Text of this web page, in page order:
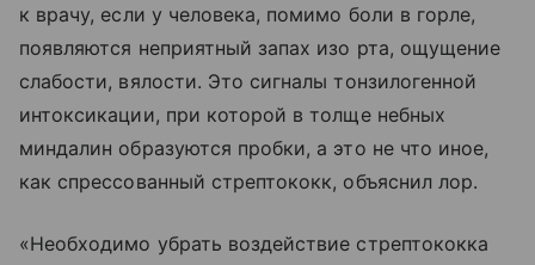
к врачу, если у человека, помимо боли в горле,
появляются неприятный запах изо рта, ощущение
слабости, вялости. Это сигналы тонзилогенной
интоксикации, при которой в толще небных
миндалин образуются пробки, а это не что иное,
как спрессованный стрептококк, объяснил лор.
«Необходимо убрать воздействие стрептококка